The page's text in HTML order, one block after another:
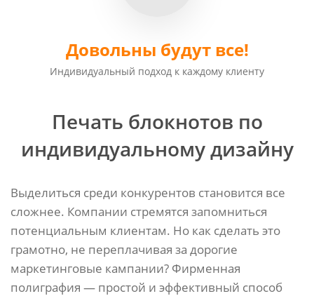
Довольны будут все!
Индивидуальный подход к каждому клиенту
Печать блокнотов по
индивидуальному дизайну
Выделиться среди конкурентов становится все
сложнее. Компании стремятся запомниться
потенциальным клиентам. Но как сделать это
грамотно, не переплачивая за дорогие
маркетинговые кампании? Фирменная
полиграфия — простой и эффективный способ